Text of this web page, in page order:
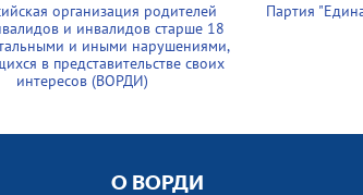
Партия
организация родителей
и инвалидов старше 18
и иными нарушениями,
в представительстве своих
интересов (ВОРДИ)
О ВОРДИ